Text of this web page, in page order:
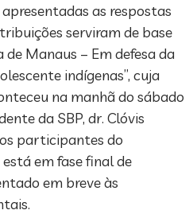
as respostas
serviram de base
Manaus – Em defesa da
indígenas”, cuja
na manhã do sábado
da SBP, dr. Clóvis
participantes do
em fase final de
em breve às